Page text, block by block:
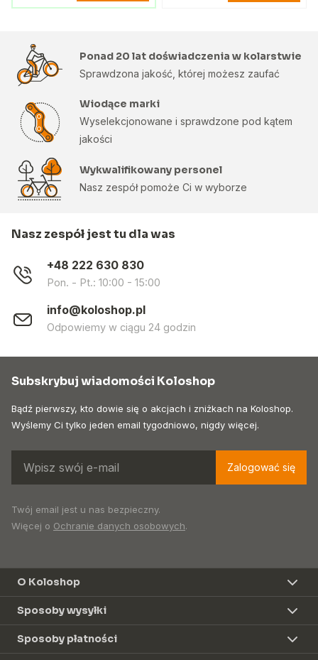
Ponad 20 lat doświadczenia w kolarstwie
Sprawdzona jakość, której możesz zaufać
Wiodące marki
Wyselekcjonowane i sprawdzone pod kątem
jakości
Wykwalifikowany personel
Nasz zespół pomoże Ci w wyborze
Nasz zespół jest tu dla was
+48 222 630 830
Pon. - Pt.: 10:00 - 15:00
info@koloshop.pl
Odpowiemy w ciągu 24 godzin
Subskrybuj wiadomości Koloshop
Bądź pierwszy, kto dowie się o akcjach i zniżkach na Koloshop.
Wyślemy Ci tylko jeden email tygodniowo, nigdy więcej.
Zalogować się
Twój email jest u nas bezpieczny.
Więcej o Ochranie danych osobowych.
O Koloshop
Sposoby wysyłki
Sposoby płatności